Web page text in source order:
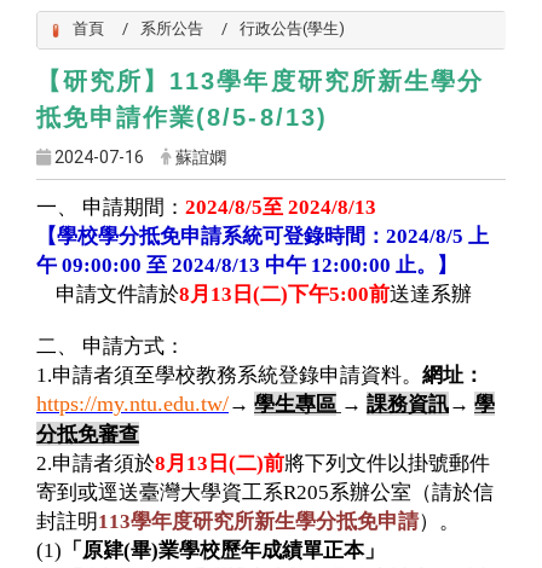
首頁 系所公告 行政公告(學生)
【研究所】 113學年度研究所新生學分
抵免申請作業(8/5-8/13)
2024-07-16 蘇誼嫻
一、 申請期間： 2024/8/5至 2024/8/13
【學校學分抵免申請系統可登錄時間： 2024/8/5 上
午 09:00:00 至 2024/8/13 中午 12:00:00 止。
】
申請文件請於8月 13 日 (二)下午5:00前送達系辦
二、
申請方式：
1.申請者須至學校教務系統登錄申請資料。 網址：
https://my.ntu.edu.tw/→ 學生專區 → 課務資訊→ 學
分抵免審查
2.申請者須於8月 13 日 (二)前將下列文件以掛號郵件
寄到或逕送臺灣大學資工系R205系辦公室（請於信
封註明113學年度研究所新生學分抵免申請）。
(1) 「原肄(畢)業學校歷年成績單正本」